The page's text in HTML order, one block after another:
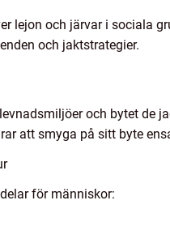
lejon och järvar i sociala
och jaktstrategier.
och bytet de
att smyga på sitt byte
för människor: